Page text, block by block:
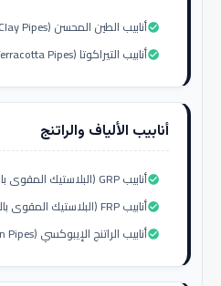
أنابيب الطين المحسن (Vitrified Clay Pipes)check_circle
أنابيب التيراكوتا (Terracotta Pipes)check_circle
أنابيب الألياف والراتنج
أنابيب GRP (البلاستيك المقوى بالألياف الزجاجية)check_circle
أنابيب FRP (البلاستيك المقوى بالألياف الزجاجية)check_circle
أنابيب الراتنج الإيبوكسي (Epoxy Resin Pipes)check_circle